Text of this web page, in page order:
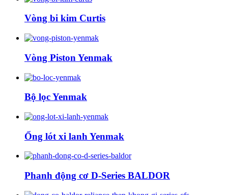
Vòng bi kim Curtis
Vòng Piston Yenmak
Bộ lọc Yenmak
Ống lót xi lanh Yenmak
Phanh động cơ D-Series BALDOR